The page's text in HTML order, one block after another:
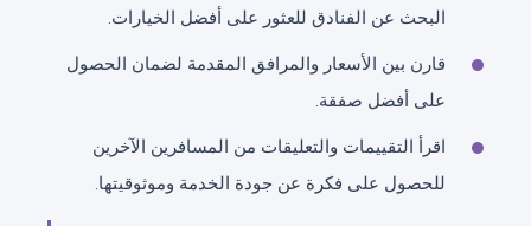
البحث عن الفنادق للعثور على أفضل الخيارات.
قارن بين الأسعار والمرافق المقدمة لضمان الحصول
على أفضل صفقة.
اقرأ التقييمات والتعليقات من المسافرين الآخرين
للحصول على فكرة عن جودة الخدمة وموثوقيتها.